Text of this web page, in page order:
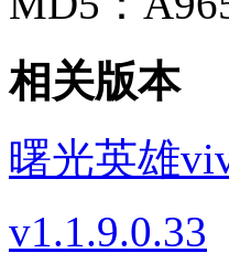
相关版本
曙光英雄
v1.1.9.0.33